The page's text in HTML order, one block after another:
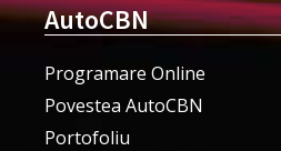
AutoCBN
Programare Online
Povestea AutoCBN
Portofoliu